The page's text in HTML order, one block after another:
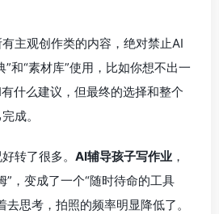
主观创作类的内容，绝对禁止AI
和“素材库”使用，比如你想不出一
什么建议，但最终的选择和整个
成。
转了很多。 AI辅导孩子写作业 ，
”，变成了一个“随时待命的工具
去思考，拍照的频率明显降低了。